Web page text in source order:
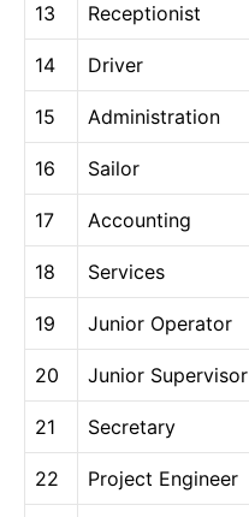
13 Receptionist
14 Driver
15 Administration
16 Sailor
17 Accounting
18 Services
19 Junior Operator
20 Junior Supervisor
21 Secretary
22 Project Engineer